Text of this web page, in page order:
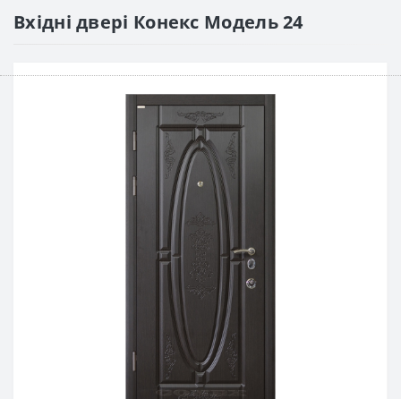
Вхідні двері Конекс Модель 24